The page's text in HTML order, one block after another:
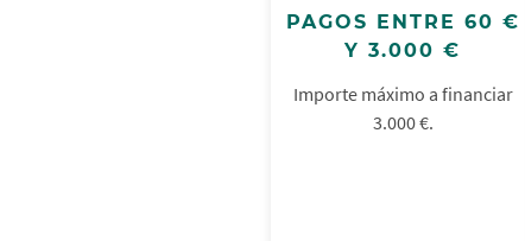
PAGOS ENTRE 60 €
Y 3.000 €
Importe máximo a financiar
3.000 €.